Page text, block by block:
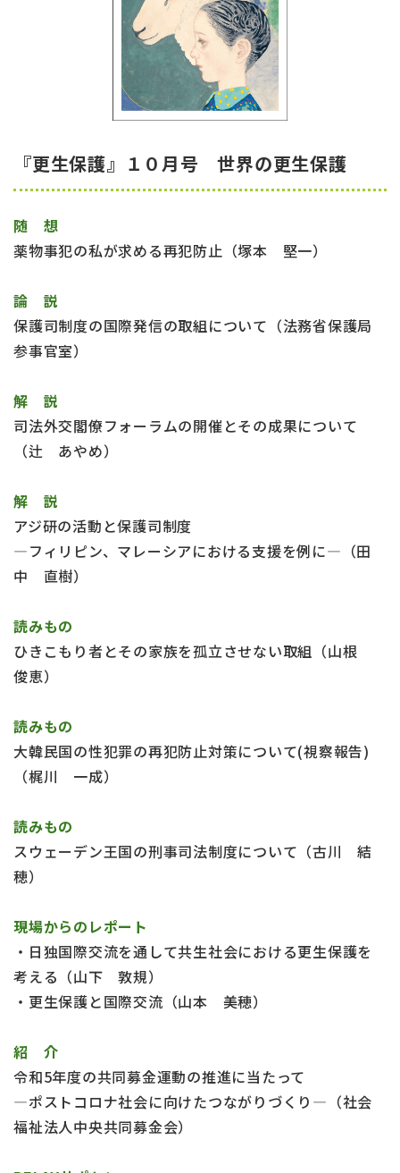
『更生保護』１０月号 世界の更生保護
随 想
薬物事犯の私が求める再犯防止（塚本 堅一）
論 説
保護司制度の国際発信の取組について（法務省保護局
参事官室）
解 説
司法外交閣僚フォーラムの開催とその成果について
（辻 あやめ）
解 説
アジ研の活動と保護司制度
―フィリピン、マレーシアにおける支援を例に―（田
中 直樹）
読みもの
ひきこもり者とその家族を孤立させない取組（山根
俊恵）
読みもの
大韓民国の性犯罪の再犯防止対策について(視察報告)
（梶川 一成）
読みもの
スウェーデン王国の刑事司法制度について（古川 結
穂）
現場からのレポート
・日独国際交流を通して共生社会における更生保護を
考える（山下 敦規）
・更生保護と国際交流（山本 美穂）
紹 介
令和5年度の共同募金運動の推進に当たって
―ポストコロナ社会に向けたつながりづくり―（社会
福祉法人中央共同募金会）